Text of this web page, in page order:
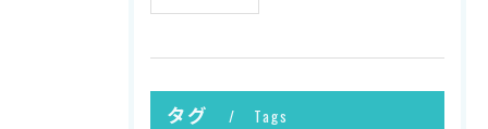
タグ Tags